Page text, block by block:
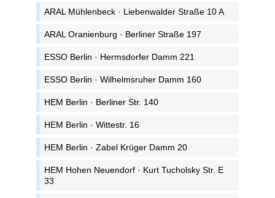
ARAL Mühlenbeck · Liebenwalder Straße 10 A
ARAL Oranienburg · Berliner Straße 197
ESSO Berlin · Hermsdorfer Damm 221
ESSO Berlin · Wilhelmsruher Damm 160
HEM Berlin · Berliner Str. 140
HEM Berlin · Wittestr. 16
HEM Berlin · Zabel Krüger Damm 20
HEM Hohen Neuendorf · Kurt Tucholsky Str. E
33